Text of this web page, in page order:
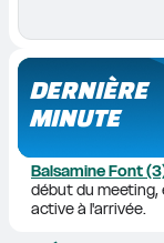
DERNIÈRE
MINUTE
Balsamine Font
début du meeting,
active à l'arrivée.